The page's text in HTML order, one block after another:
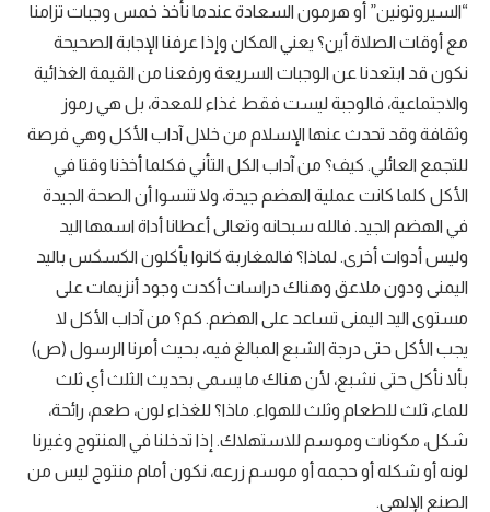
“السيروتونين” أو هرمون السعادة عندما نأخذ خمس وجبات تزامنا
مع أوقات الصلاة أين؟ يعني المكان وإذا عرفنا الإجابة الصحيحة
نكون قد ابتعدنا عن الوجبات السريعة ورفعنا من القيمة الغذائية
والاجتماعية، فالوجبة ليست فقط غذاء للمعدة، بل هي رموز
وثقافة وقد تحدث عنها الإسلام من خلال آداب الأكل وهي فرصة
للتجمع العائلي. كيف؟ من آداب الكل التأني فكلما أخذنا وقتا في
الأكل كلما كانت عملية الهضم جيدة، ولا تنسوا أن الصحة الجيدة
في الهضم الجيد. فالله سبحانه وتعالى أعطانا أداة اسمها اليد
وليس أدوات أخرى. لماذا؟ فالمغاربة كانوا يأكلون الكسكس باليد
اليمنى ودون ملاعق وهناك دراسات أكدت وجود أنزيمات على
مستوى اليد اليمنى تساعد على الهضم. كم؟ من آداب الأكل لا
يجب الأكل حتى درجة الشبع المبالغ فيه، بحيث أمرنا الرسول (ص)
بألا نأكل حتى نشبع، لأن هناك ما يسمى بحديث الثلث أي ثلث
للماء، ثلث للطعام وثلث للهواء. ماذا؟ للغذاء لون، طعم، رائحة،
شكل، مكونات وموسم للاستهلاك. إذا تدخلنا في المنتوج وغيرنا
لونه أو شكله أو حجمه أو موسم زرعه، نكون أمام منتوج ليس من
الصنع الإلهي.